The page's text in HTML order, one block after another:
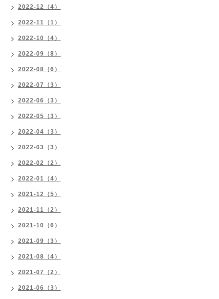
2022-12（4）
2022-11（1）
2022-10（4）
2022-09（8）
2022-08（6）
2022-07（3）
2022-06（3）
2022-05（3）
2022-04（3）
2022-03（3）
2022-02（2）
2022-01（4）
2021-12（5）
2021-11（2）
2021-10（6）
2021-09（3）
2021-08（4）
2021-07（2）
2021-06（3）